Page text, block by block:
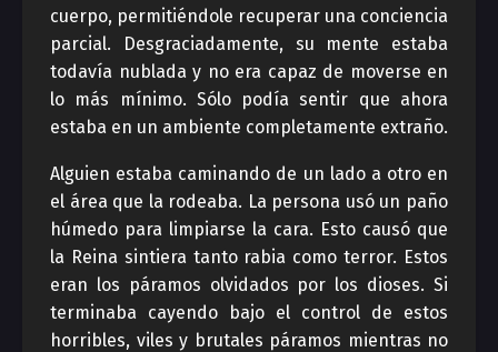
cuerpo, permitiéndole recuperar una conciencia
parcial. Desgraciadamente, su mente estaba
todavía nublada y no era capaz de moverse en
lo más mínimo. Sólo podía sentir que ahora
estaba en un ambiente completamente extraño.
Alguien estaba caminando de un lado a otro en
el área que la rodeaba. La persona usó un paño
húmedo para limpiarse la cara. Esto causó que
la Reina sintiera tanto rabia como terror. Estos
eran los páramos olvidados por los dioses. Si
terminaba cayendo bajo el control de estos
horribles, viles y brutales páramos mientras no